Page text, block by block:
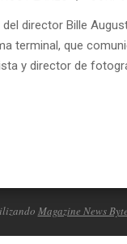
director Bille
terminal, que
y director de
Magazine News Byte